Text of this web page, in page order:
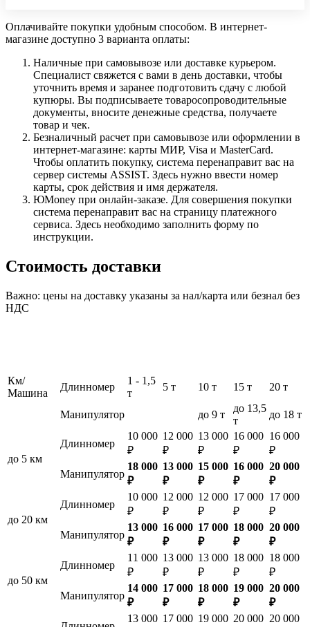
Оплачивайте покупки удобным способом. В интернет-
магазине доступно 3 варианта оплаты:
Наличные при самовывозе или доставке курьером.
Специалист свяжется с вами в день доставки, чтобы
уточнить время и заранее подготовить сдачу с любой
купюры. Вы подписываете товаросопроводительные
документы, вносите денежные средства, получаете
товар и чек.
Безналичный расчет при самовывозе или оформлении в
интернет-магазине: карты МИР, Visa и MasterCard.
Чтобы оплатить покупку, система перенаправит вас на
сервер системы ASSIST. Здесь нужно ввести номер
карты, срок действия и имя держателя.
ЮMoney при онлайн-заказе. Для совершения покупки
система перенаправит вас на страницу платежного
сервиса. Здесь необходимо заполнить форму по
инструкции.
Стоимость доставки
Важно: цены на доставку указаны за нал/карта или безнал без
НДС
Км/
Машина
Длинномер
1 - 1,5
т
5 т 10 т 15 т 20 т
Манипулятор до 9 т
до 13,5
т
до 18 т
до 5 км
Длинномер
10 000
₽
12 000
₽
13 000
₽
16 000
₽
16 000
₽
Манипулятор
18 000
₽
13 000
₽
15 000
₽
16 000
₽
20 000
₽
до 20 км
Длинномер
10 000
₽
12 000
₽
12 000
₽
17 000
₽
17 000
₽
Манипулятор
13 000
₽
16 000
₽
17 000
₽
18 000
₽
20 000
₽
до 50 км
Длинномер
11 000
₽
13 000
₽
13 000
₽
18 000
₽
18 000
₽
Манипулятор
14 000
₽
17 000
₽
18 000
₽
19 000
₽
20 000
₽
13 000 17 000 19 000 20 000 20 000